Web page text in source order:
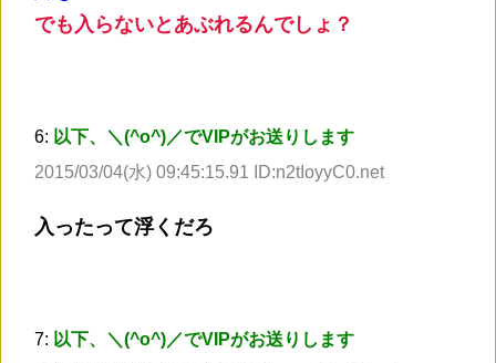
でも入らないとあぶれるんでしょ？
6: 以下、＼(^o^)／でVIPがお送りします
2015/03/04(水) 09:45:15.91 ID:n2tIoyyC0.net
入ったって浮くだろ
7: 以下、＼(^o^)／でVIPがお送りします